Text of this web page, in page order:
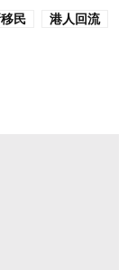
民
港人回流